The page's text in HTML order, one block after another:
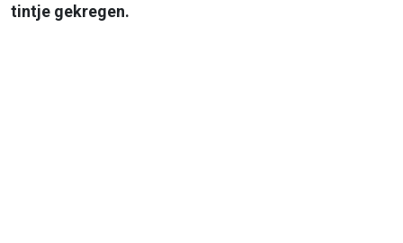
tintje gekregen.